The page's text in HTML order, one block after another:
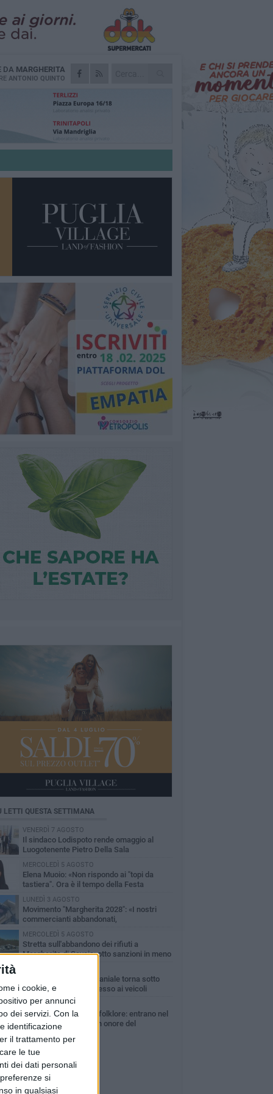
i cookie, e
per annunci
dei servizi. Con la
identificazione
il trattamento per
le tue
dei dati personali
si
in qualsiasi
DA MARGHERITA
ANTONIO QUINTO
LETTI QUESTA SETTIMANA
VENERDÌ 7 AGOSTO
Il sindaco Lodispoto rende omaggio al
Luogotenente Pietro Della Sala
MERCOLEDÌ 5 AGOSTO
Elena Muoio: «Non rispondo ai "topi da
tastiera". Ora è il tempo della Festa
LUNEDÌ 3 AGOSTO
Movimento "Margherita 2028": «I nostri
commercianti abbandonati,
Lodispoto affossa la città»
MERCOLEDÌ 5 AGOSTO
Stretta sull'abbandono dei rifiuti a
Margherita di Savoia: otto sanzioni in meno
mesi
Zona Orno, l’area demaniale torna sotto
controllo: vietato l’accesso ai veicoli
DOMENICA 2 AGOSTO
Tra fede, tradizione e folklore: entrano nel
vivo i festeggiamenti in onore del